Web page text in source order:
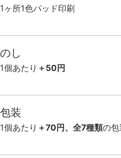
1ヶ所1色パッド印刷
のし
1個あたり ＋50円
包装
1個あたり ＋70円、全7種類の包